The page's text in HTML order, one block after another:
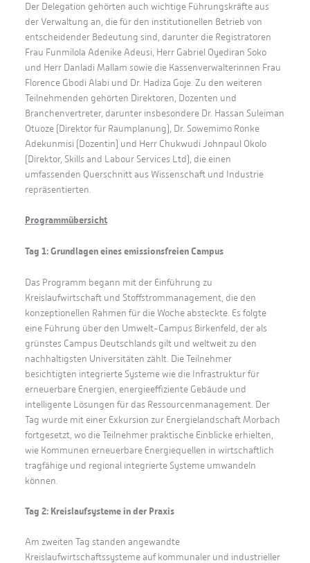
Der Delegation gehörten auch wichtige Führungskräfte aus
der Verwaltung an, die für den institutionellen Betrieb von
entscheidender Bedeutung sind, darunter die Registratoren
Frau Funmilola Adenike Adeusi, Herr Gabriel Oyediran Soko
und Herr Danladi Mallam sowie die Kassenverwalterinnen Frau
Florence Gbodi Alabi und Dr. Hadiza Goje. Zu den weiteren
Teilnehmenden gehörten Direktoren, Dozenten und
Branchenvertreter, darunter insbesondere Dr. Hassan Suleiman
Otuoze (Direktor für Raumplanung), Dr. Sowemimo Ronke
Adekunmisi (Dozentin) und Herr Chukwudi Johnpaul Okolo
(Direktor, Skills and Labour Services Ltd), die einen
umfassenden Querschnitt aus Wissenschaft und Industrie
repräsentierten.
Programmübersicht
Tag 1: Grundlagen eines emissionsfreien Campus
Das Programm begann mit der Einführung zu
Kreislaufwirtschaft und Stoffstrommanagement, die den
konzeptionellen Rahmen für die Woche absteckte. Es folgte
eine Führung über den Umwelt-Campus Birkenfeld, der als
grünstes Campus Deutschlands gilt und weltweit zu den
nachhaltigsten Universitäten zählt. Die Teilnehmer
besichtigten integrierte Systeme wie die Infrastruktur für
erneuerbare Energien, energieeffiziente Gebäude und
intelligente Lösungen für das Ressourcenmanagement. Der
Tag wurde mit einer Exkursion zur Energielandschaft Morbach
fortgesetzt, wo die Teilnehmer praktische Einblicke erhielten,
wie Kommunen erneuerbare Energiequellen in wirtschaftlich
tragfähige und regional integrierte Systeme umwandeln
können.
Tag 2: Kreislaufsysteme in der Praxis
Am zweiten Tag standen angewandte
Kreislaufwirtschaftssysteme auf kommunaler und industrieller